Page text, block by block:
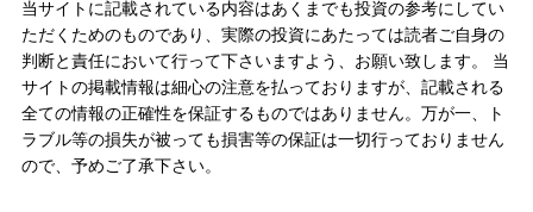
当サイトに記載されている内容はあくまでも投資の参考にしてい
ただくためのものであり、実際の投資にあたっては読者ご自身の
判断と責任において行って下さいますよう、お願い致します。 当
サイトの掲載情報は細心の注意を払っておりますが、記載される
全ての情報の正確性を保証するものではありません。万が一、ト
ラブル等の損失が被っても損害等の保証は一切行っておりません
ので、予めご了承下さい。